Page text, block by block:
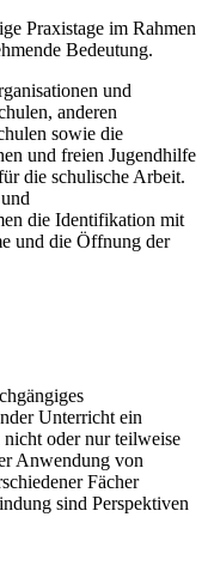
Praxistage im Rahmen
Bedeutung.
und
anderen
sowie die
und freien Jugendhilfe
die schulische Arbeit.
die Identifikation mit
und die Öffnung der
Unterricht ein
nicht oder nur teilweise
Anwendung von
Fächer
sind Perspektiven